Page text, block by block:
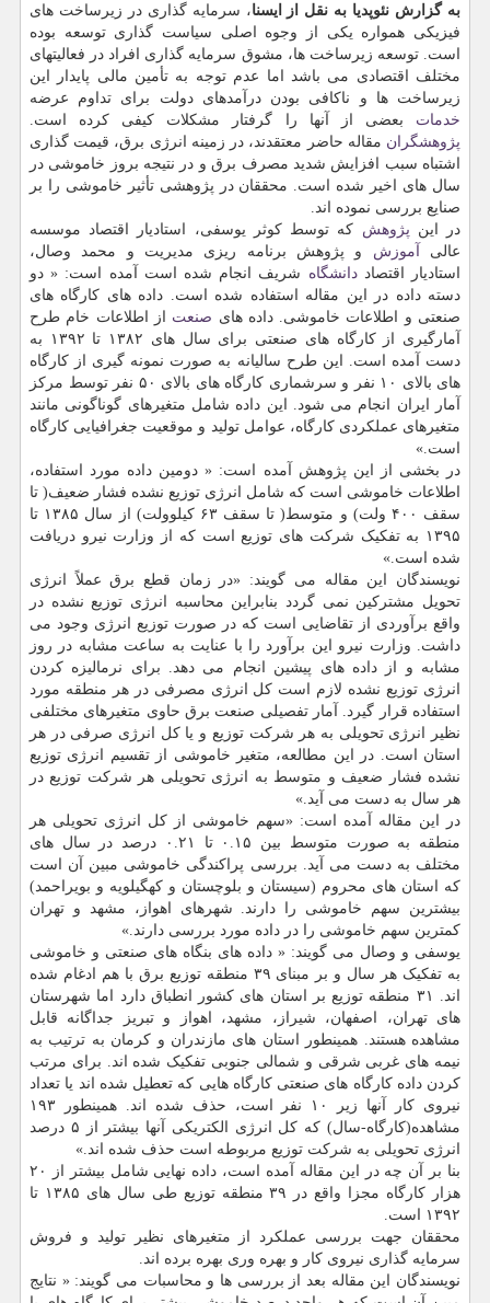
به گزارش نئوپدیا به نقل از ایسنا، سرمایه گذاری در زیرساخت های
فیزیکی همواره یکی از وجوه اصلی سیاست گذاری توسعه بوده
است. توسعه زیرساخت ها، مشوق سرمایه گذاری افراد در فعالیتهای
مختلف اقتصادی می باشد اما عدم توجه به تأمین مالی پایدار این
زیرساخت ها و ناکافی بودن درآمدهای دولت برای تداوم عرضه
خدمات بعضی از آنها را گرفتار مشکلات کیفی کرده است.
پژوهشگران مقاله حاضر معتقدند، در زمینه انرژی برق، قیمت گذاری
اشتباه سبب افزایش شدید مصرف برق و در نتیجه بروز خاموشی در
سال های اخیر شده است. محققان در پژوهشی تأثیر خاموشی را بر
صنایع بررسی نموده اند.
در این پژوهش که توسط کوثر یوسفی، استادیار اقتصاد موسسه
عالی آموزش و پژوهش برنامه ریزی مدیریت و محمد وصال،
استادیار اقتصاددانشگاه شریف انجام شده است آمده است: « دو
دسته داده در این مقاله استفاده شده است. داده های کارگاه های
صنعتی و اطلاعات خاموشی. داده های صنعت از اطلاعات خام طرح
آمارگیری از کارگاه های صنعتی برای سال های ۱۳۸۲ تا ۱۳۹۲ به
دست آمده است. این طرح سالیانه به صورت نمونه گیری از کارگاه
های بالای ۱۰ نفر و سرشماری کارگاه های بالای ۵۰ نفر توسط مرکز
آمار ایران انجام می شود. این داده شامل متغیرهای گوناگونی مانند
متغیرهای عملکردی کارگاه، عوامل تولید و موقعیت جغرافیایی کارگاه
است.»
در بخشی از این پژوهش آمده است: « دومین داده مورد استفاده،
اطلاعات خاموشی است که شامل انرژی توزیع نشده فشار ضعیف( تا
سقف ۴۰۰ ولت) و متوسط( تا سقف ۶۳ کیلوولت) از سال ۱۳۸۵ تا
۱۳۹۵ به تفکیک شرکت های توزیع است که از وزارت نیرو دریافت
شده است.»
نویسندگان این مقاله می گویند: «در زمان قطع برق عملاً انرژی
تحویل مشترکین نمی گردد بنابراین محاسبه انرژی توزیع نشده در
واقع برآوردی از تقاضایی است که در صورت توزیع انرژی وجود می
داشت. وزارت نیرو این برآورد را با عنایت به ساعت مشابه در روز
مشابه و از داده های پیشین انجام می دهد. برای نرمالیزه کردن
انرژی توزیع نشده لازم است کل انرژی مصرفی در هر منطقه مورد
استفاده قرار گیرد. آمار تفصیلی صنعت برق حاوی متغیرهای مختلفی
نظیر انرژی تحویلی به هر شرکت توزیع و یا کل انرژی صرفی در هر
استان است. در این مطالعه، متغیر خاموشی از تقسیم انرژی توزیع
نشده فشار ضعیف و متوسط به انرژی تحویلی هر شرکت توزیع در
هر سال به دست می آید.»
در این مقاله آمده است: «سهم خاموشی از کل انرژی تحویلی هر
منطقه به صورت متوسط بین ۰.۱۵ تا ۰.۲۱ درصد در سال های
مختلف به دست می آید. بررسی پراکندگی خاموشی مبین آن است
که استان های محروم (سیستان و بلوچستان و کهگیلویه و بویراحمد)
بیشترین سهم خاموشی را دارند. شهرهای اهواز، مشهد و تهران
کمترین سهم خاموشی را در داده مورد بررسی دارند.»
یوسفی و وصال می گویند: « داده های بنگاه های صنعتی و خاموشی
به تفکیک هر سال و بر مبنای ۳۹ منطقه توزیع برق با هم ادغام شده
اند. ۳۱ منطقه توزیع بر استان های کشور انطباق دارد اما شهرستان
های تهران، اصفهان، شیراز، مشهد، اهواز و تبریز جداگانه قابل
مشاهده هستند. همینطور استان های مازندران و کرمان به ترتیب به
نیمه های غربی شرقی و شمالی جنوبی تفکیک شده اند. برای مرتب
کردن داده کارگاه های صنعتی کارگاه هایی که تعطیل شده اند یا تعداد
نیروی کار آنها زیر ۱۰ نفر است، حذف شده اند. همینطور ۱۹۳
مشاهده(کارگاه-سال) که کل انرژی الکتریکی آنها بیشتر از ۵ درصد
انرژی تحویلی به شرکت توزیع مربوطه است حذف شده اند.»
بنا بر آن چه در این مقاله آمده است، داده نهایی شامل بیشتر از ۲۰
هزار کارگاه مجزا واقع در ۳۹ منطقه توزیع طی سال های ۱۳۸۵ تا
۱۳۹۲ است.
محققان جهت بررسی عملکرد از متغیرهای نظیر تولید و فروش
سرمایه گذاری نیروی کار و بهره وری بهره برده اند.
نویسندگان این مقاله بعد از بررسی ها و محاسبات می گویند: « نتایج